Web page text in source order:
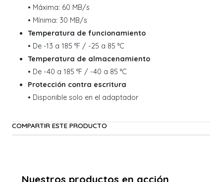
• Máxima: 60 MB/s
• Mínima: 30 MB/s
Temperatura de funcionamiento
• De -13 a 185 °F / -25 a 85 °C
Temperatura de almacenamiento
• De -40 a 185 °F / -40 a 85 °C
Protección contra escritura
• Disponible solo en el adaptador
COMPARTIR ESTE PRODUCTO